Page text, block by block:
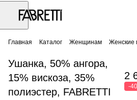
Главная Каталог Женщинам Женские
Ушанка, 50% ангора,
15% вискоза, 35%
полиэстер, FABRETTI
2
-